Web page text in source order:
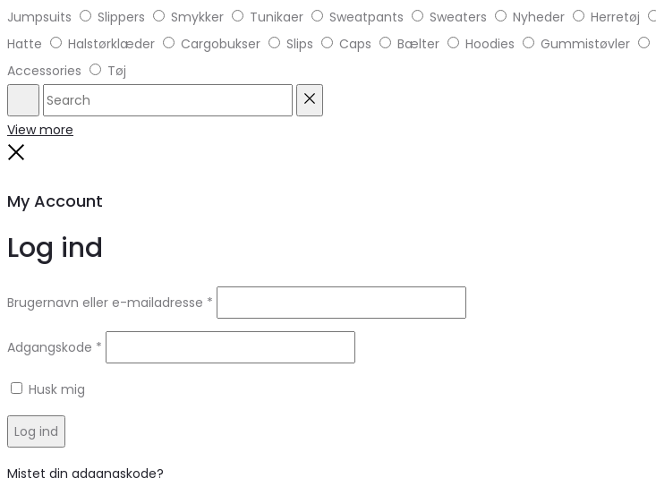
Jumpsuits
Slippers Smykker Tunikaer Sweatpants Sweaters Nyheder Herretøj
Hatte
Halstørklæder Cargobukser Slips Caps Bælter Hoodies Gummistøvler
Accessories
Tøj
Search
View more
My Account
Log ind
Brugernavn eller e-mailadresse *
Adgangskode *
Husk mig
Log ind
Mistet din adgangskode?